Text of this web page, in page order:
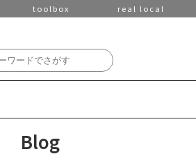
toolbox real local
Blog